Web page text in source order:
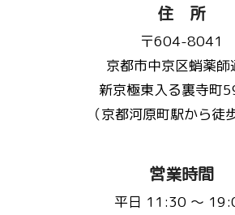
住 所
〒604-8041
京都市中京区蛸薬師
新京極東入る裏寺町
（京都河原町駅から徒
営業時間
平日 11:30 〜